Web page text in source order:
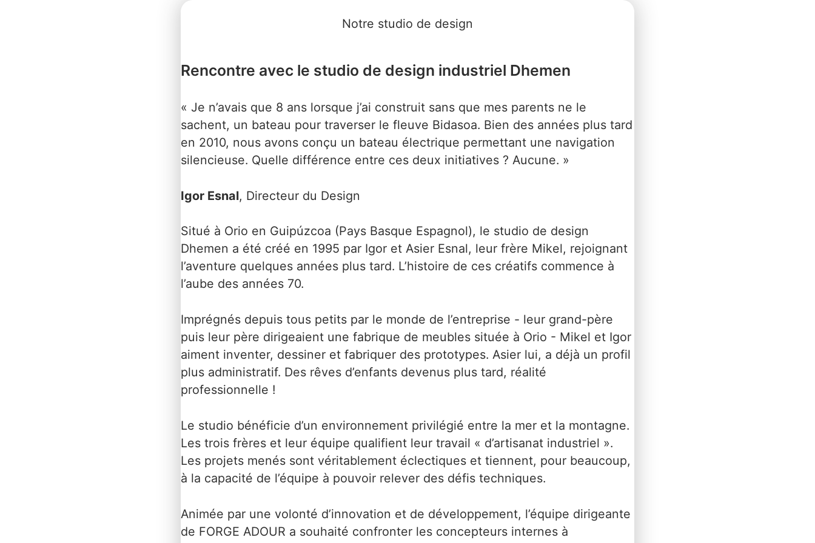
Notre studio de design
Rencontre avec le studio de design industriel Dhemen
« Je n’avais que 8 ans lorsque j’ai construit sans que mes parents ne le
sachent, un bateau pour traverser le fleuve Bidasoa. Bien des années plus tard
en 2010, nous avons conçu un bateau électrique permettant une navigation
silencieuse. Quelle différence entre ces deux initiatives ? Aucune. »
Igor Esnal, Directeur du Design
Situé à Orio en Guipúzcoa (Pays Basque Espagnol), le studio de design
Dhemen a été créé en 1995 par Igor et Asier Esnal, leur frère Mikel, rejoignant
l’aventure quelques années plus tard. L’histoire de ces créatifs commence à
l’aube des années 70.
Imprégnés depuis tous petits par le monde de l’entreprise - leur grand-père
puis leur père dirigeaient une fabrique de meubles située à Orio - Mikel et Igor
aiment inventer, dessiner et fabriquer des prototypes. Asier lui, a déjà un profil
plus administratif. Des rêves d’enfants devenus plus tard, réalité
professionnelle !
Le studio bénéficie d’un environnement privilégié entre la mer et la montagne.
Les trois frères et leur équipe qualifient leur travail « d’artisanat industriel ».
Les projets menés sont véritablement éclectiques et tiennent, pour beaucoup,
à la capacité de l’équipe à pouvoir relever des défis techniques.
Animée par une volonté d’innovation et de développement, l’équipe dirigeante
de FORGE ADOUR a souhaité confronter les concepteurs internes à